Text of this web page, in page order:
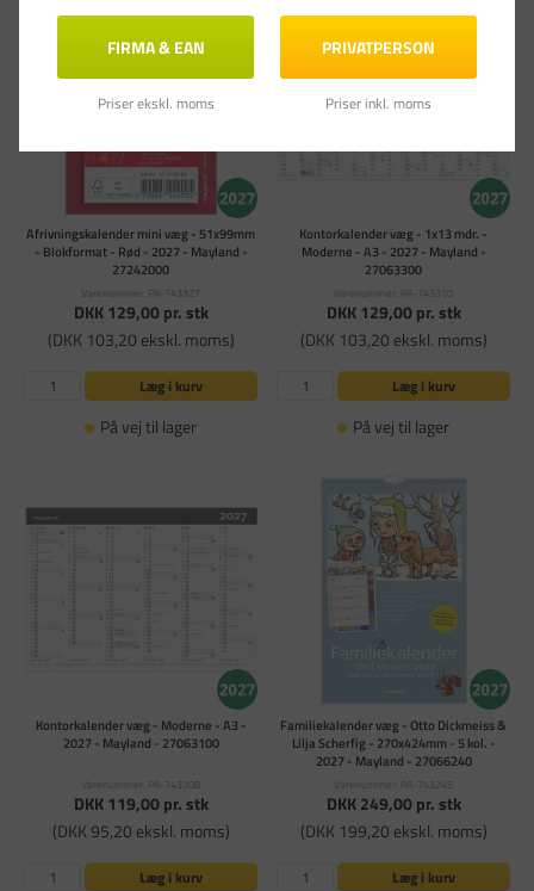
Afrivningskalender mini væg - 51x99mm
- Blokformat - Rød - 2027 - Mayland -
27242000
Varenummer: PA-743327
DKK 129,00pr. stk
(DKK 103,20 ekskl. moms)
Læg i kurv
På vej til lager
Kontorkalender væg - 1x13 mdr. -
Moderne - A3 - 2027 - Mayland -
27063300
Varenummer: PA-743310
DKK 129,00pr. stk
(DKK 103,20 ekskl. moms)
Læg i kurv
På vej til lager
Kontorkalender væg - Moderne - A3 -
2027 - Mayland - 27063100
Varenummer: PA-743308
DKK 119,00pr. stk
(DKK 95,20 ekskl. moms)
Læg i kurv
Familiekalender væg - Otto Dickmeiss &
Lilja Scherfig - 270x424mm - 5 kol. -
2027 - Mayland - 27066240
Varenummer: PA-743245
DKK 249,00pr. stk
(DKK 199,20 ekskl. moms)
Læg i kurv
FIRMA & EAN
Priser ekskl. moms
PRIVATPERSON
Priser inkl. moms